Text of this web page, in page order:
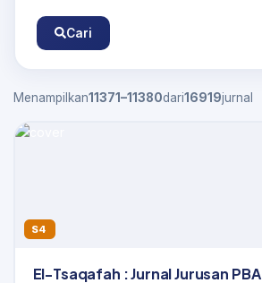
Cari
Menampilkan11371–11380dari16919jurnal
S4
El-Tsaqafah : Jurnal Jurusan PBA